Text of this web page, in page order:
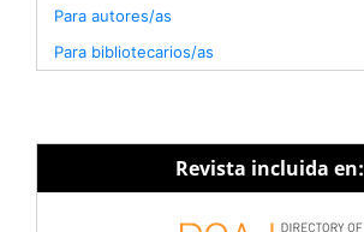
Para autores/as
Para bibliotecarios/as
Revista incluida en: